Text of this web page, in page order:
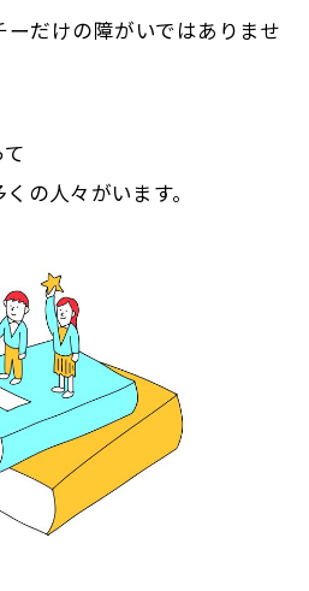
ーだけの障がいではありませ
の人々がいます。